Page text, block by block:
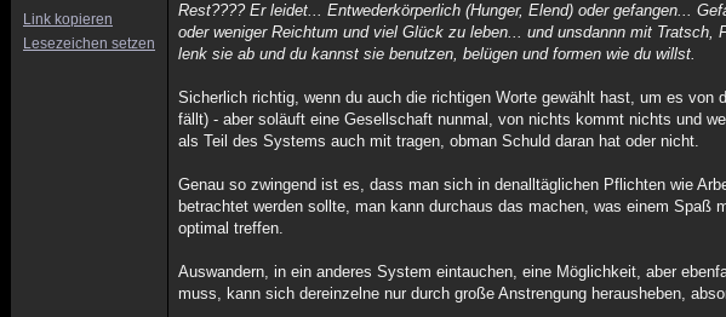
Link kopieren
Lesezeichen setzen
Rest???? Er leidet... Entwederkörperlich (Hunger, Elend) oder gefangen...
oder weniger Reichtum und viel Glück zu leben... und unsdannn mit
lenk sie ab und du kannst sie benutzen, belügen und formen wie du willst.
Sicherlich richtig, wenn du auch die richtigen Worte gewählt hast, um es
fällt) - aber soläuft eine Gesellschaft nunmal, von nichts kommt nichts und
als Teil des Systems auch mit tragen, obman Schuld daran hat oder nicht.
Genau so zwingend ist es, dass man sich in denalltäglichen Pflichten wie
betrachtet werden sollte, man kann durchaus das machen, was einem
optimal treffen.
Auswandern, in ein anderes System eintauchen, eine Möglichkeit, aber
muss, kann sich dereinzelne nur durch große Anstrengung herausheben,